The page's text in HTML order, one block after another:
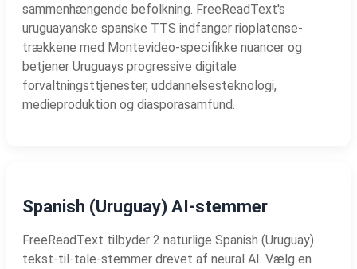
sammenhængende befolkning. FreeReadText's
uruguayanske spanske TTS indfanger rioplatense-
trækkene med Montevideo-specifikke nuancer og
betjener Uruguays progressive digitale
forvaltningsttjenester, uddannelsesteknologi,
medieproduktion og diasporasamfund.
Spanish (Uruguay) AI-stemmer
FreeReadText tilbyder 2 naturlige Spanish (Uruguay)
tekst-til-tale-stemmer drevet af neural AI. Vælg en